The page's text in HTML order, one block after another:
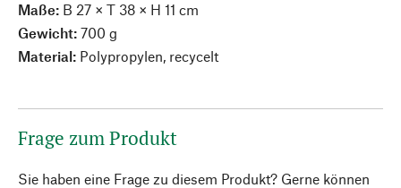
Maße: B 27 × T 38 × H 11 cm
Gewicht: 700 g
Material: Polypropylen, recycelt
Frage zum Produkt
Sie haben eine Frage zu diesem Produkt? Gerne können